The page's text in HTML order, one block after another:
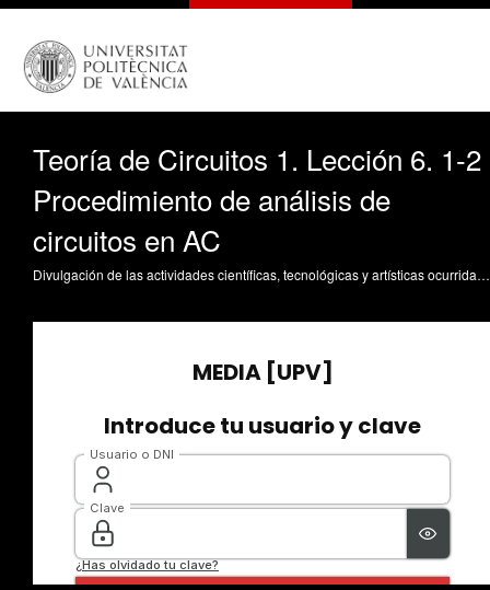
Teoría de Circuitos 1. Lección 6. 1-2
Procedimiento de análisis de
circuitos en AC
Divulgación de las actividades científicas, tecnológicas y artísticas ocurridas en los tres campus de la UPV